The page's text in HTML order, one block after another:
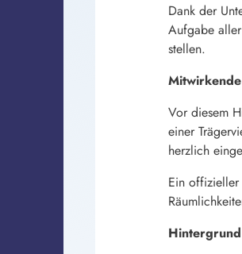
Dank der
Aufgabe
stellen.
Vor diesem
einer
herzlich
Ein
Hintergrund